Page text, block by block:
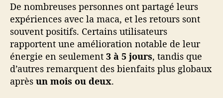
De nombreuses personnes ont partagé leurs
expériences avec la maca, et les retours sont
souvent positifs. Certains utilisateurs
rapportent une amélioration notable de leur
énergie en seulement 3 à 5 jours, tandis que
d’autres remarquent des bienfaits plus globaux
après un mois ou deux.